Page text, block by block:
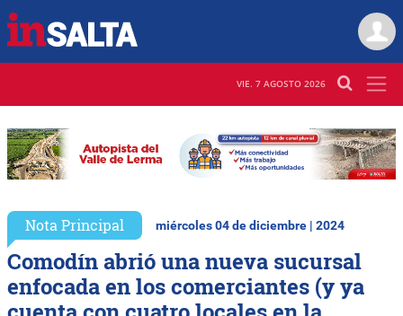
VIE. 7 AGOSTO 2026
Nota Principal miércoles 04 de diciembre | 2024
Comodín abrió una nueva sucursal
enfocada en los comerciantes (y ya